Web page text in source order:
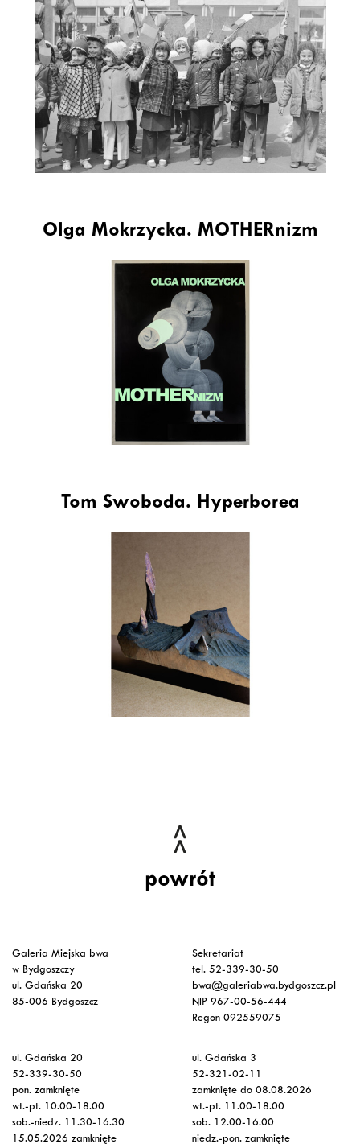
Olga Mokrzycka. MOTHERnizm
Tom Swoboda. Hyperborea
powrót
Galeria Miejska bwa
w Bydgoszczy
ul. Gdańska 20
85-006 Bydgoszcz
Sekretariat
tel. 52-339-30-50
bwa@galeriabwa.bydgoszcz.pl
NIP 967-00-56-444
Regon 092559075
ul. Gdańska 20
52-339-30-50
pon. zamknięte
wt.-pt. 10.00-18.00
sob.-niedz. 11.30-16.30
15.05.2026 zamknięte
ul. Gdańska 3
52-321-02-11
zamknięte do 08.08.2026
wt.-pt. 11.00-18.00
sob. 12.00-16.00
niedz.-pon. zamknięte